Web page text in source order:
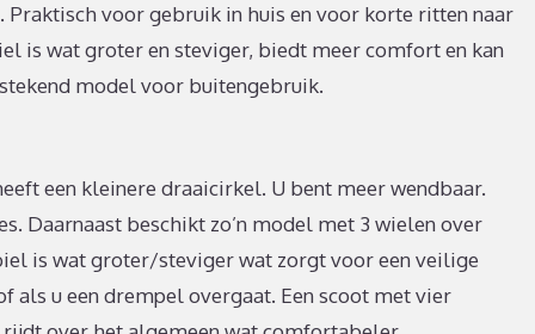
Praktisch voor gebruik in huis en voor korte ritten naar
is wat groter en steviger, biedt meer comfort en kan
model voor buitengebruik.
een kleinere draaicirkel. U bent meer wendbaar.
Daarnaast beschikt zo’n model met 3 wielen over
is wat groter/steviger wat zorgt voor een veilige
u een drempel overgaat. Een scoot met vier